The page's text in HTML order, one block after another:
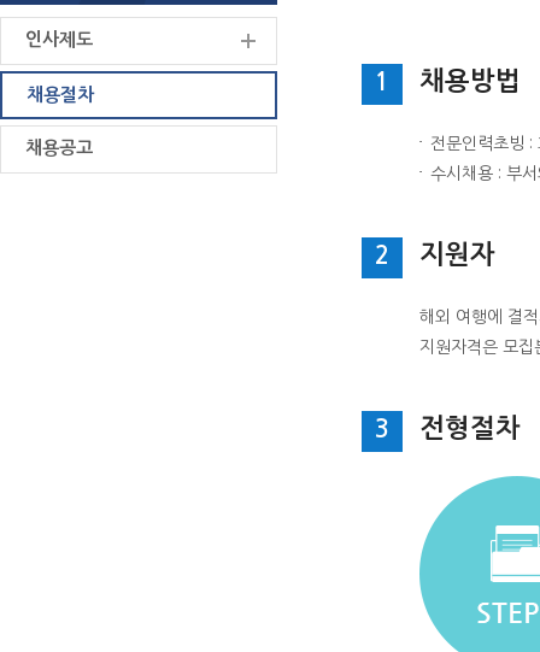
인사제도
채용절차
채용공고
1 채용방법
전문인력초빙 :
수시채용 : 부
2 지원자
해외 여행에 결
지원자격은 모
3 전형절차